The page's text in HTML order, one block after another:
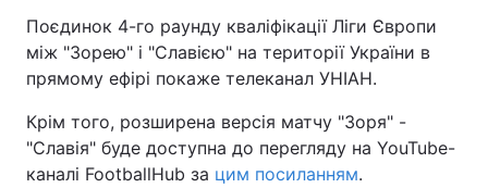
Поєдинок 4-го раунду кваліфікації Ліги Європи
між "Зорею" і "Славією" на території України в
прямому ефірі покаже телеканал УНІАН.
Крім того, розширена версія матчу "Зоря" -
"Славія" буде доступна до перегляду на YouTube-
каналі FootballHub за цим посиланням.